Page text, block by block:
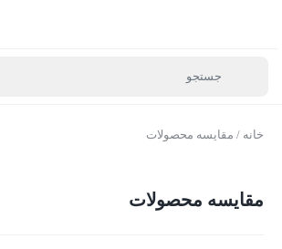
خانه / مقایسه محصولات
مقایسه محصولات